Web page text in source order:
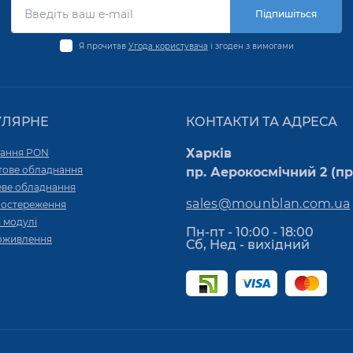
Підпишіться
Я прочитав Угода користувача і згоден з вимогами
PON
обладнання
обладнання
модулі
КОНТАКТИ ТА АДРЕСА
Харків
пр. Аерокосмічний 2
sales@mounblan.com.ua
Пн-пт - 10:00 - 18:00
Сб, Нед - вихідний